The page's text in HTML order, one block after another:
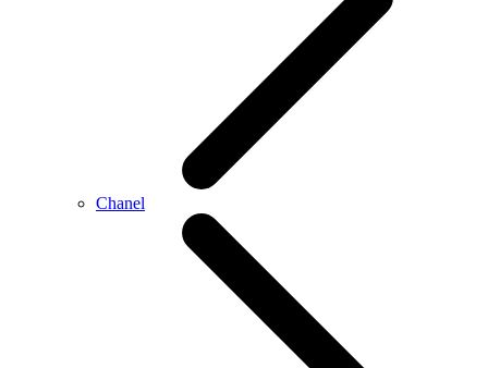
Chanel